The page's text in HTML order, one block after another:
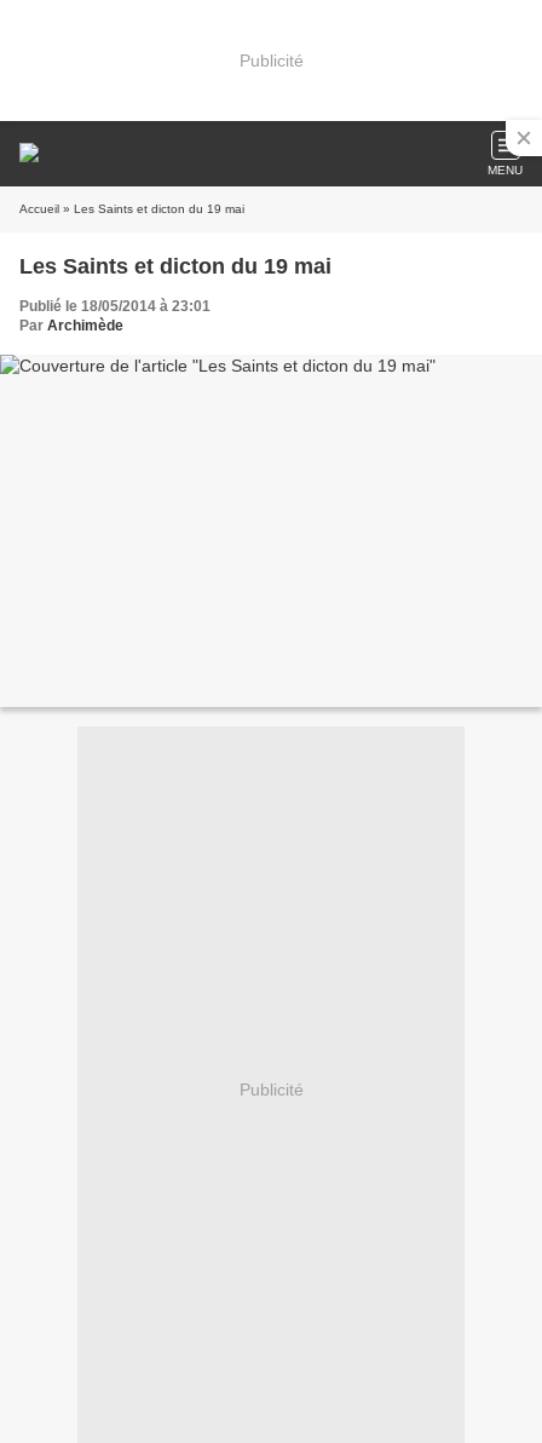
Publicité
MENU
Accueil » Les Saints et dicton du 19 mai
Les Saints et dicton du 19 mai
Publié le 18/05/2014 à 23:01
Par Archimède
Publicité